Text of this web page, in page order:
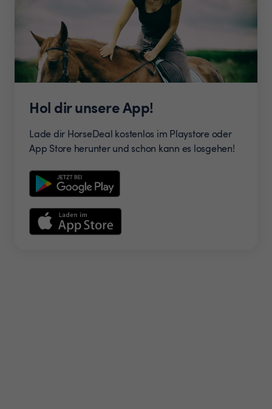
Hol dir unsere App!
Lade dir HorseDeal kostenlos im Playstore oder
App Store herunter und schon kann es losgehen!